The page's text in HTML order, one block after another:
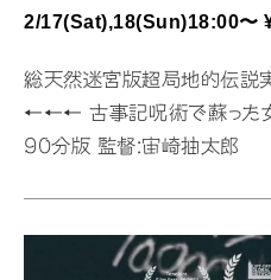
2/17(Sat),18(Sun)18:00〜
総天然迷宮版超局地的伝
←←← 古事記呪術で蘇った
90分版 監督:宙崎抽太郎